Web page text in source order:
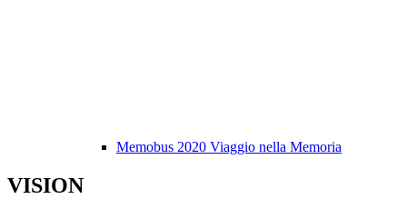
Memobus 2020 Viaggio nella Memoria
VISION